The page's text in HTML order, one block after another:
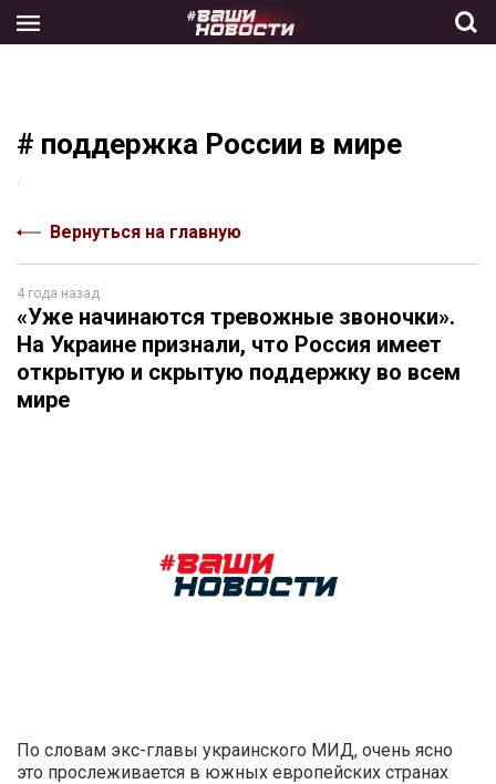
the
# поддержка России в мире
Вернуться на главную
4 года назад
«Уже начинаются тревожные звоночки».
На Украине признали, что Россия имеет
открытую и скрытую поддержку во всем
мире
По словам экс-главы украинского МИД, очень ясно
это прослеживается в южных европейских странах